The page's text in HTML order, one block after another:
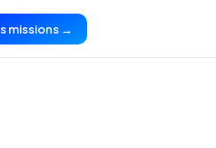
missions →